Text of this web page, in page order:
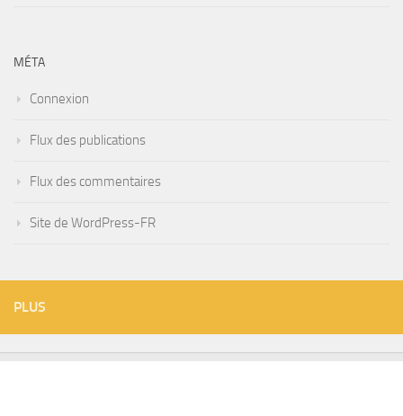
MÉTA
Connexion
Flux des publications
Flux des commentaires
Site de WordPress-FR
PLUS